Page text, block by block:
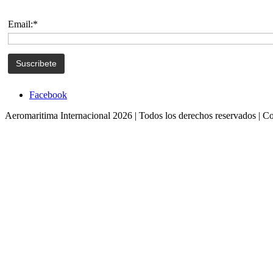
Email:*
Facebook
Aeromaritima Internacional 2026 | Todos los derechos reservados |